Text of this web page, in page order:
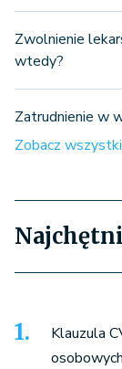
Zwolnienie
wtedy?
Zatrudnienie w
Zobacz
Klauzula